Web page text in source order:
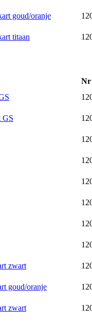
goud/oranje
titaan
Nr
GS
zwart
goud/oranje
zwart